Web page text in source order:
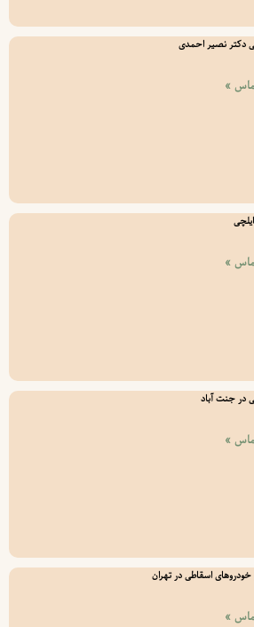
دکتر نصیر احمدی
»
»
در جنت آباد
»
اسقاطی در تهران
»